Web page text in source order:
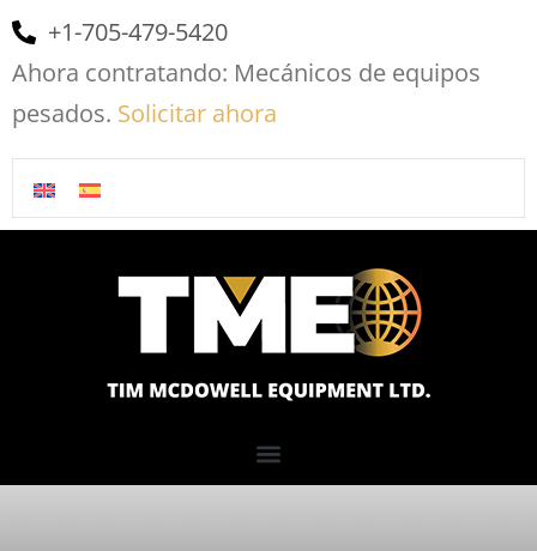
+1-705-479-5420
Ahora contratando: Mecánicos de equipos
pesados. Solicitar ahora